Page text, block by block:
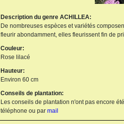
Description du genre ACHILLEA:
De nombreuses espèces et variétés
fleurir abondamment, elles fleurissent fin de
Couleur:
Rose lilacé
Hauteur:
Environ 60 cm
Conseils de plantation:
Les conseils de plantation n'ont pas encore
téléphone ou par mail